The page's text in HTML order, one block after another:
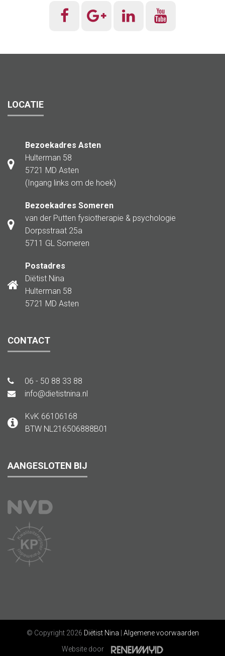
LOCATIE
Bezoekadres Asten
Hulterman 58
5721 MD Asten
(Ingang links om de hoek)
Bezoekadres Someren
van der Putten fysiotherapie & psychologie
Dorpsstraat 25a
5711 GL Someren
Postadres
Diëtist Nina
Hulterman 58
5721 MD Asten
CONTACT
06 - 50 88 33 88
info@dietistnina.nl
KvK 66106168
BTW NL216506888B01
AANGESLOTEN BIJ
© Copyright 2026 Diëtist Nina
Algemene voorwaarden
Website door